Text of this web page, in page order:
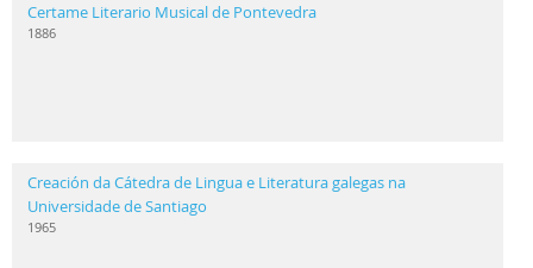
Certame Literario Musical de Pontevedra
1886
Creación da Cátedra de Lingua e Literatura galegas na
Universidade de Santiago
1965